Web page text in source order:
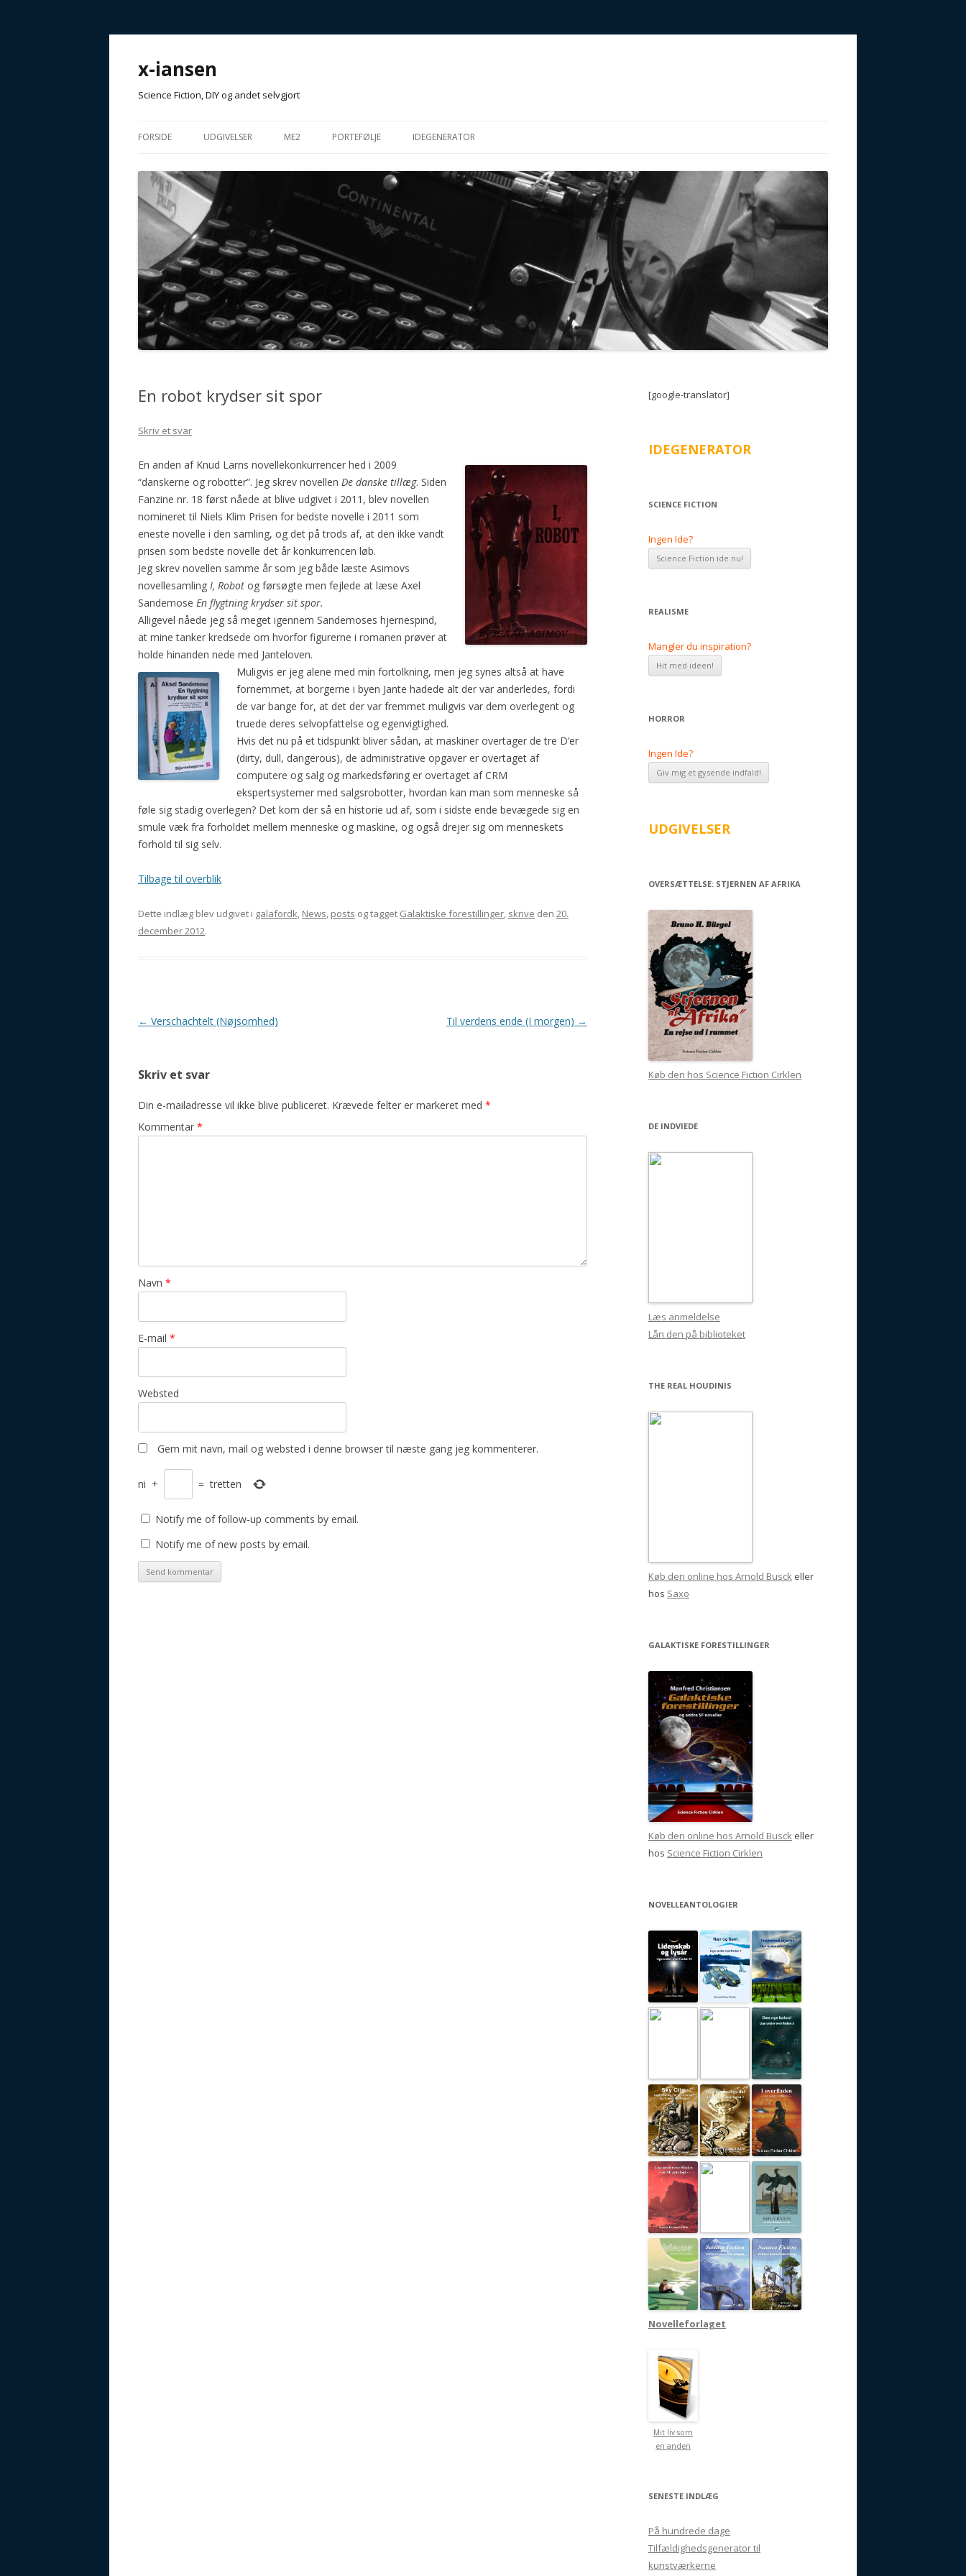
x-iansen
Science Fiction, DIY og andet selvgjort
FORSIDE UDGIVELSER
ANTOLOGIER
TIDSSKRIFTER / MAGASINER
ARTIKLER
ANDET…
GALAKTISKE FORESTILLINGER
GALAKTISCHE VORSTELLUNGEN
ME2
MUFFINS (METTES
AFHÆNGIGHEDSMUFFINS)
PORTEFØLJE IDEGENERATOR
En robot krydser sit spor
Skriv et svar
En anden af Knud Larns novellekonkurrencer hed i 2009
“danskerne og robotter”. Jeg skrev novellen De danske tillæg. Siden
Fanzine nr. 18 først nåede at blive udgivet i 2011, blev novellen
nomineret til Niels Klim Prisen for bedste novelle i 2011 som
eneste novelle i den samling, og det på trods af, at den ikke vandt
prisen som bedste novelle det år konkurrencen løb.
Jeg skrev novellen samme år som jeg både læste Asimovs
novellesamling I, Robot og førsøgte men fejlede at læse Axel
Sandemose En flygtning krydser sit spor.
Alligevel nåede jeg så meget igennem Sandemoses hjernespind,
at mine tanker kredsede om hvorfor figurerne i romanen prøver at
holde hinanden nede med Janteloven.
Muligvis er jeg alene med min fortolkning, men jeg synes altså at have
fornemmet, at borgerne i byen Jante hadede alt der var anderledes, fordi
de var bange for, at det der var fremmet muligvis var dem overlegent og
truede deres selvopfattelse og egenvigtighed.
Hvis det nu på et tidspunkt bliver sådan, at maskiner overtager de tre D’er
(dirty, dull, dangerous), de administrative opgaver er overtaget af
computere og salg og markedsføring er overtaget af CRM
ekspertsystemer med salgsrobotter, hvordan kan man som menneske så
føle sig stadig overlegen? Det kom der så en historie ud af, som i sidste ende bevægede sig en
smule væk fra forholdet mellem menneske og maskine, og også drejer sig om menneskets
forhold til sig selv.
Tilbage til overblik
Dette indlæg blev udgivet i galafordk, News, posts og tagget Galaktiske forestillinger, skrive den 20.
december 2012.
Indlægsnavigation
← Verschachtelt (Nøjsomhed) Til verdens ende (I morgen) →
Skriv et svar
Din e-mailadresse vil ikke blive publiceret. Krævede felter er markeret med *
Kommentar *
Navn *
E-mail *
Websted
Gem mit navn, mail og websted i denne browser til næste gang jeg kommenterer.
ni + = tretten
Notify me of follow-up comments by email.
Notify me of new posts by email.
[google-translator]
IDEGENERATOR
SCIENCE FICTION
Ingen Ide?
REALISME
Mangler du inspiration?
HORROR
Ingen Ide?
UDGIVELSER
OVERSÆTTELSE: STJERNEN AF AFRIKA
Køb den hos Science Fiction Cirklen
DE INDVIEDE
Læs anmeldelse
Lån den på biblioteket
THE REAL HOUDINIS
Køb den online hos Arnold Busck eller
hos Saxo
GALAKTISKE FORESTILLINGER
Køb den online hos Arnold Busck eller
hos Science Fiction Cirklen
NOVELLEANTOLOGIER
Novelleforlaget
Mit liv som
en anden
SENESTE INDLÆG
På hundrede dage
Tilfældighedsgenerator til
kunstværkerne